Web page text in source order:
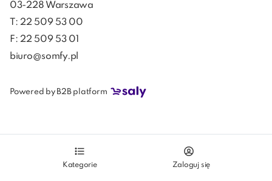
Kategorie Zaloguj się
03-228 Warszawa
T: 22 509 53 00
F: 22 509 53 01
biuro@somfy.pl
Powered by B2B platform